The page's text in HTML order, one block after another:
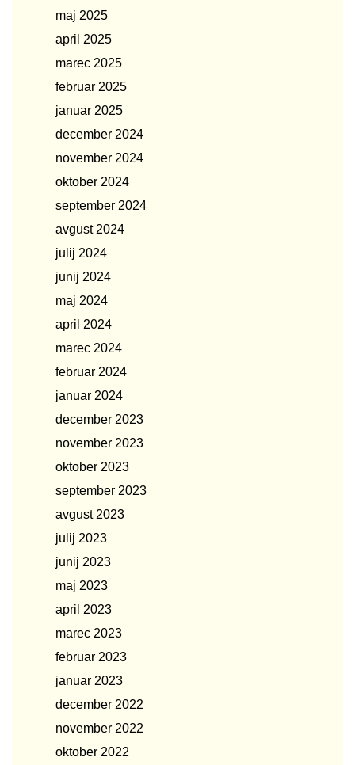
maj 2025
april 2025
marec 2025
februar 2025
januar 2025
december 2024
november 2024
oktober 2024
september 2024
avgust 2024
julij 2024
junij 2024
maj 2024
april 2024
marec 2024
februar 2024
januar 2024
december 2023
november 2023
oktober 2023
september 2023
avgust 2023
julij 2023
junij 2023
maj 2023
april 2023
marec 2023
februar 2023
januar 2023
december 2022
november 2022
oktober 2022